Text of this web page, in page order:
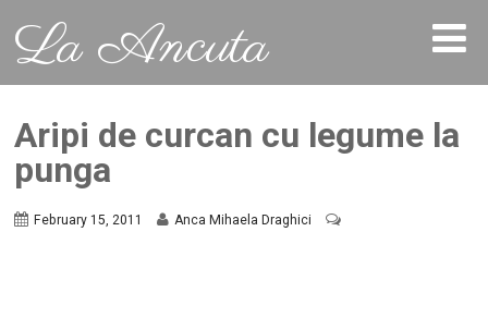
La Ancuta
Aripi de curcan cu legume la
punga
February 15, 2011 Anca Mihaela Draghici